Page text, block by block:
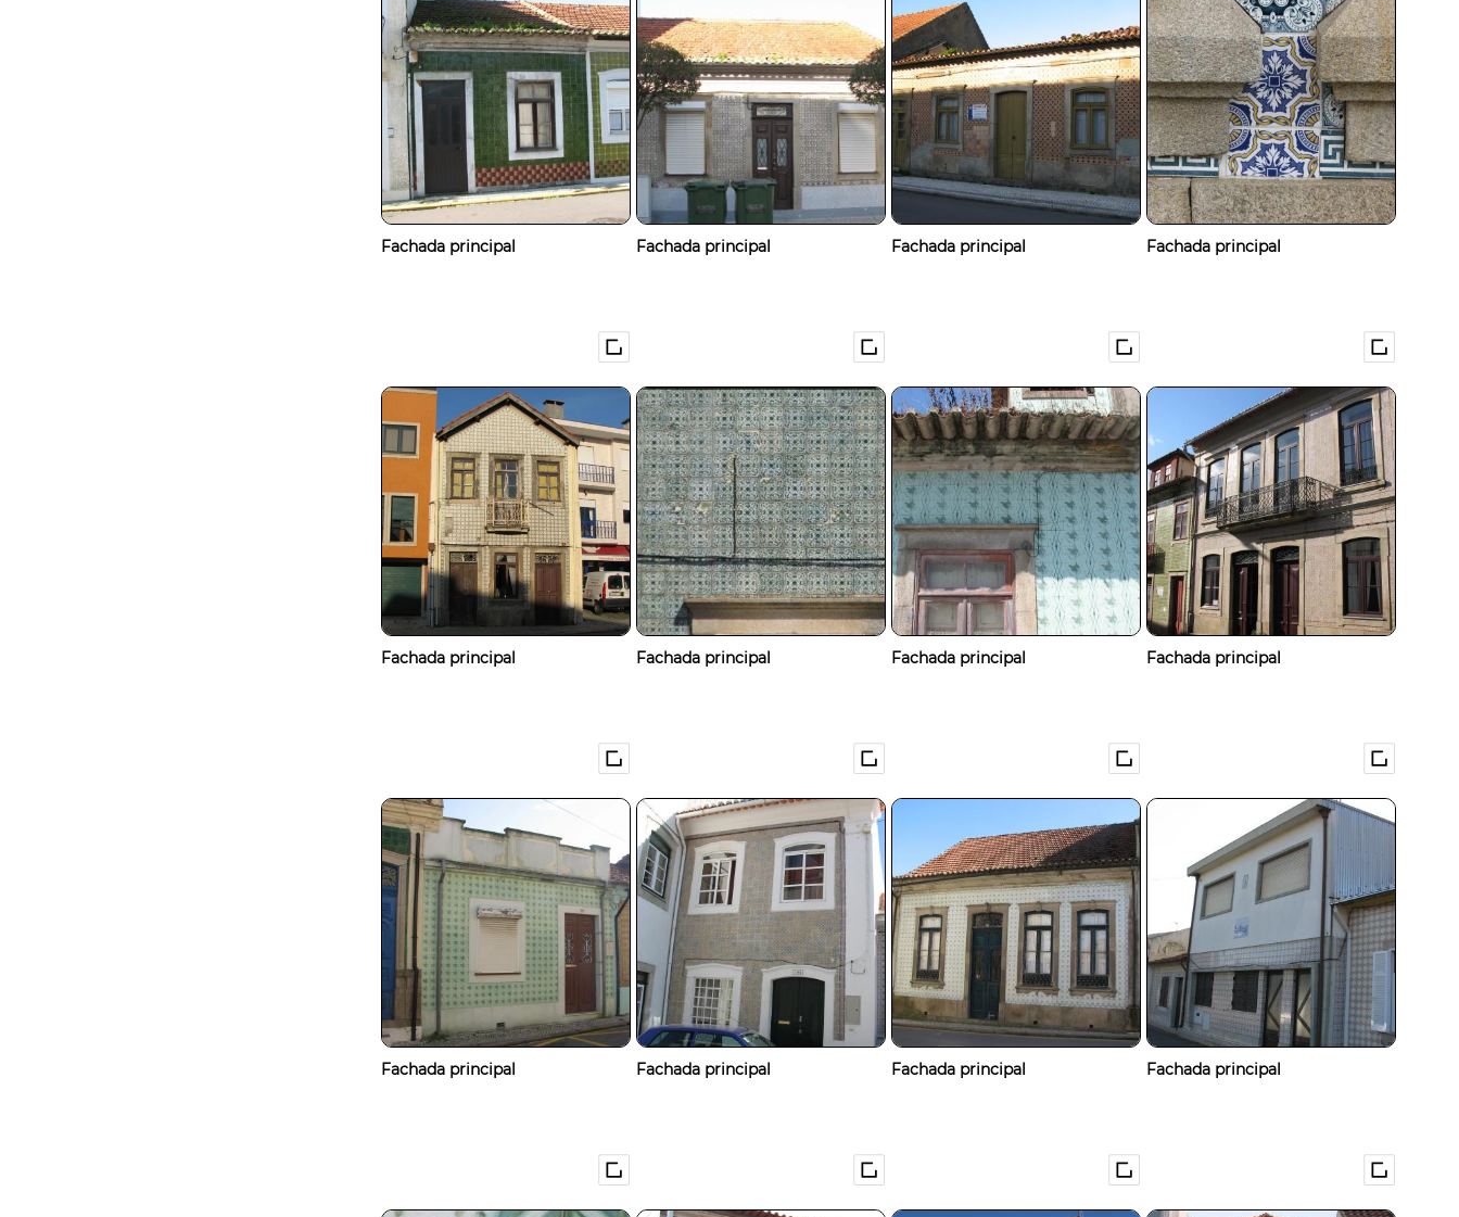
Fachada principal Fachada principal Fachada principal Fachada principal
Fachada principal Fachada principal Fachada principal Fachada principal
Fachada principal Fachada principal Fachada principal Fachada principal